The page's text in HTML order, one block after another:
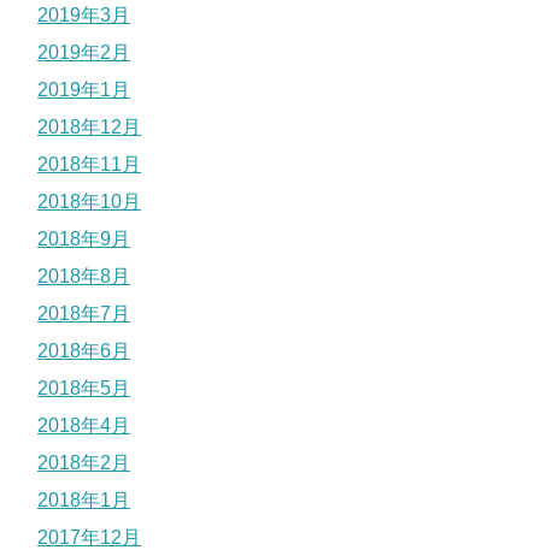
2019年3月
2019年2月
2019年1月
2018年12月
2018年11月
2018年10月
2018年9月
2018年8月
2018年7月
2018年6月
2018年5月
2018年4月
2018年2月
2018年1月
2017年12月